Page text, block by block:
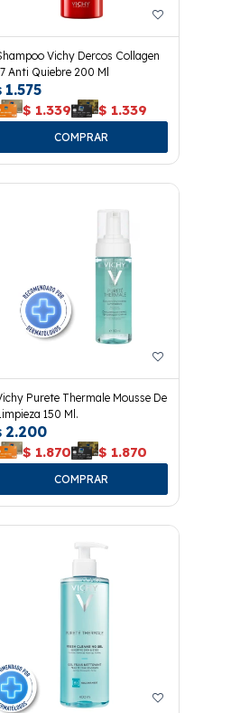
Vichy Dercos Collagen
Anti Quiebre 200 Ml
1.575
$ 1.339 $ 1.339
Purete Thermale Mousse De
150 Ml.
2.200
$ 1.870 $ 1.870